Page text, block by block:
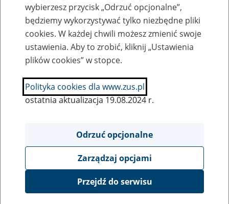
Nazwa zakładu pracy:
SZUKAJ
Ukryj wszystkie pozycje bazy
Gminna Spółdzielnia Samopomoc
wybierzesz przycisk „Odrzuć opcjonalne”,
będziemy wykorzystywać tylko niezbędne pliki
cookies. W każdej chwili możesz zmienić swoje
ustawienia. Aby to zrobić, kliknij „Ustawienia
plików cookies” w stopce.
Polityka cookies dla www.zus.pl
ostatnia aktualizacja 19.08.2024 r.
Odrzuć opcjonalne
Zarządzaj opcjami
Przejdź do serwisu